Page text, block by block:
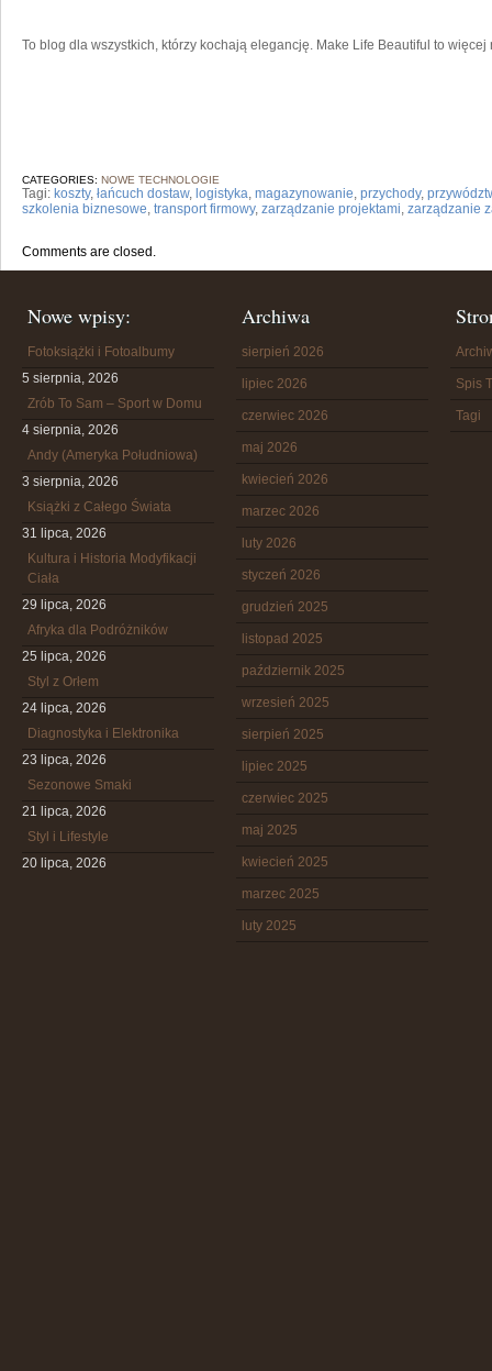
To blog dla wszystkich, którzy kochają elegancję. Make Life Beautiful to więcej
CATEGORIES: NOWE TECHNOLOGIE
Tagi: koszty, łańcuch dostaw, logistyka, magazynowanie, przychody,
szkolenia biznesowe, transport firmowy, zarządzanie projektami, zarządzanie
Comments are closed.
Nowe wpisy:
Fotoksiążki i Fotoalbumy
5 sierpnia, 2026
Zrób To Sam – Sport w Domu
4 sierpnia, 2026
Andy (Ameryka Południowa)
3 sierpnia, 2026
Książki z Całego Świata
31 lipca, 2026
Kultura i Historia Modyfikacji
Ciała
29 lipca, 2026
Afryka dla Podróżników
25 lipca, 2026
Styl z Orłem
24 lipca, 2026
Diagnostyka i Elektronika
23 lipca, 2026
Sezonowe Smaki
21 lipca, 2026
Styl i Lifestyle
20 lipca, 2026
Archiwa
sierpień 2026
lipiec 2026
czerwiec 2026
maj 2026
kwiecień 2026
marzec 2026
luty 2026
styczeń 2026
grudzień 2025
listopad 2025
październik 2025
wrzesień 2025
sierpień 2025
lipiec 2025
czerwiec 2025
maj 2025
kwiecień 2025
marzec 2025
luty 2025
Spis
Tagi